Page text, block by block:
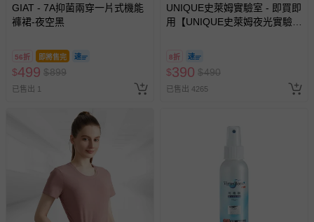
GIAT - 7A抑菌兩穿一片式機能
褲裙-夜空黑
56折 即將售完
$499 $899
已售出 1
UNIQUE史萊姆實驗室 - 即買即
用【UNIQUE史萊姆夜光實驗室
訂單編號兌換，逾期作廢) (大
人小孩均一價(3歲以上需購票))
8折
$390 $490
已售出 4265